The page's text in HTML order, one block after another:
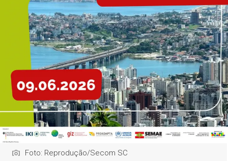
Foto: Reprodução/Secom SC